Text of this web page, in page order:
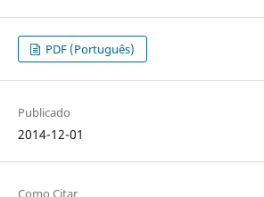
PDF (Português)
Publicado
2014-12-01
Como Citar